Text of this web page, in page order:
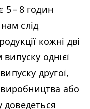
5 – 8 годин
слід
кожні дві
однієї
другої,
виробництва або